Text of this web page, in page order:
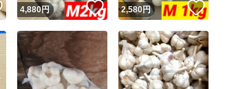
いいね！
4,880円 いいね！
2,580円 いいね！